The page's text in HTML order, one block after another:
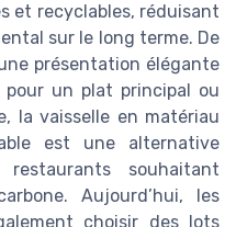
et recyclables, réduisant
sur le long terme. De
présentation élégante
un plat principal ou
la vaisselle en matériau
est une alternative
souhaitant
Aujourd’hui, les
choisir des lots